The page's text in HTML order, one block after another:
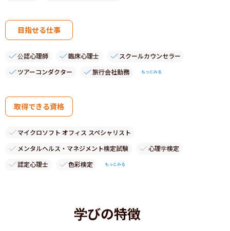
目指せる仕事
公認心理師 臨床心理士
スクールカウンセラー
ツアーコンダクター
旅行会社勤務 もっとみる
取得できる資格
マイクロソフト オフィス スペシャリスト
メンタルヘルス・マネジメント検定試験
心理学検定
認定心理士
色彩検定 もっとみる
学びの特徴